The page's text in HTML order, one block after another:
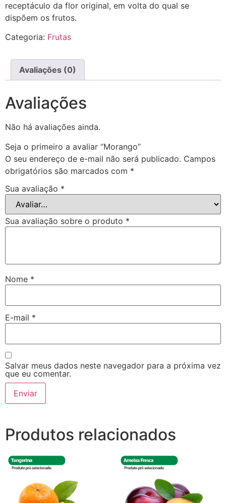
receptáculo da flor original, em volta do qual se
dispõem os frutos.
Categoria: Frutas
Avaliações (0)
Avaliações
Não há avaliações ainda.
Seja o primeiro a avaliar “Morango”
O seu endereço de e-mail não será publicado. Campos
obrigatórios são marcados com *
Sua avaliação *
Sua avaliação sobre o produto *
Nome *
E-mail *
Salvar meus dados neste navegador para a próxima vez
que eu comentar.
Produtos relacionados